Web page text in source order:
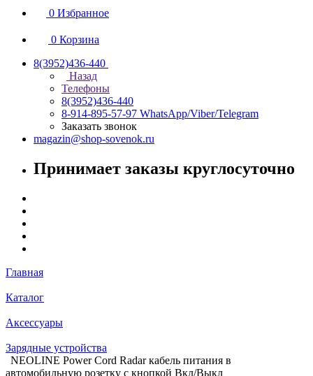
0 Избранное
0 Корзина
8(3952)436-440
Назад
Телефоны
8(3952)436-440
8-914-895-57-97 WhatsApp/Viber/Telegram
Заказать звонок
magazin@shop-sovenok.ru
Принимает заказы круглосуточно
Главная
Каталог
Аксессуары
Зарядные устройства
NEOLINE Power Cord Radar кабель питания в
автомобильную розетку с кнопкой Вкл/Выкл